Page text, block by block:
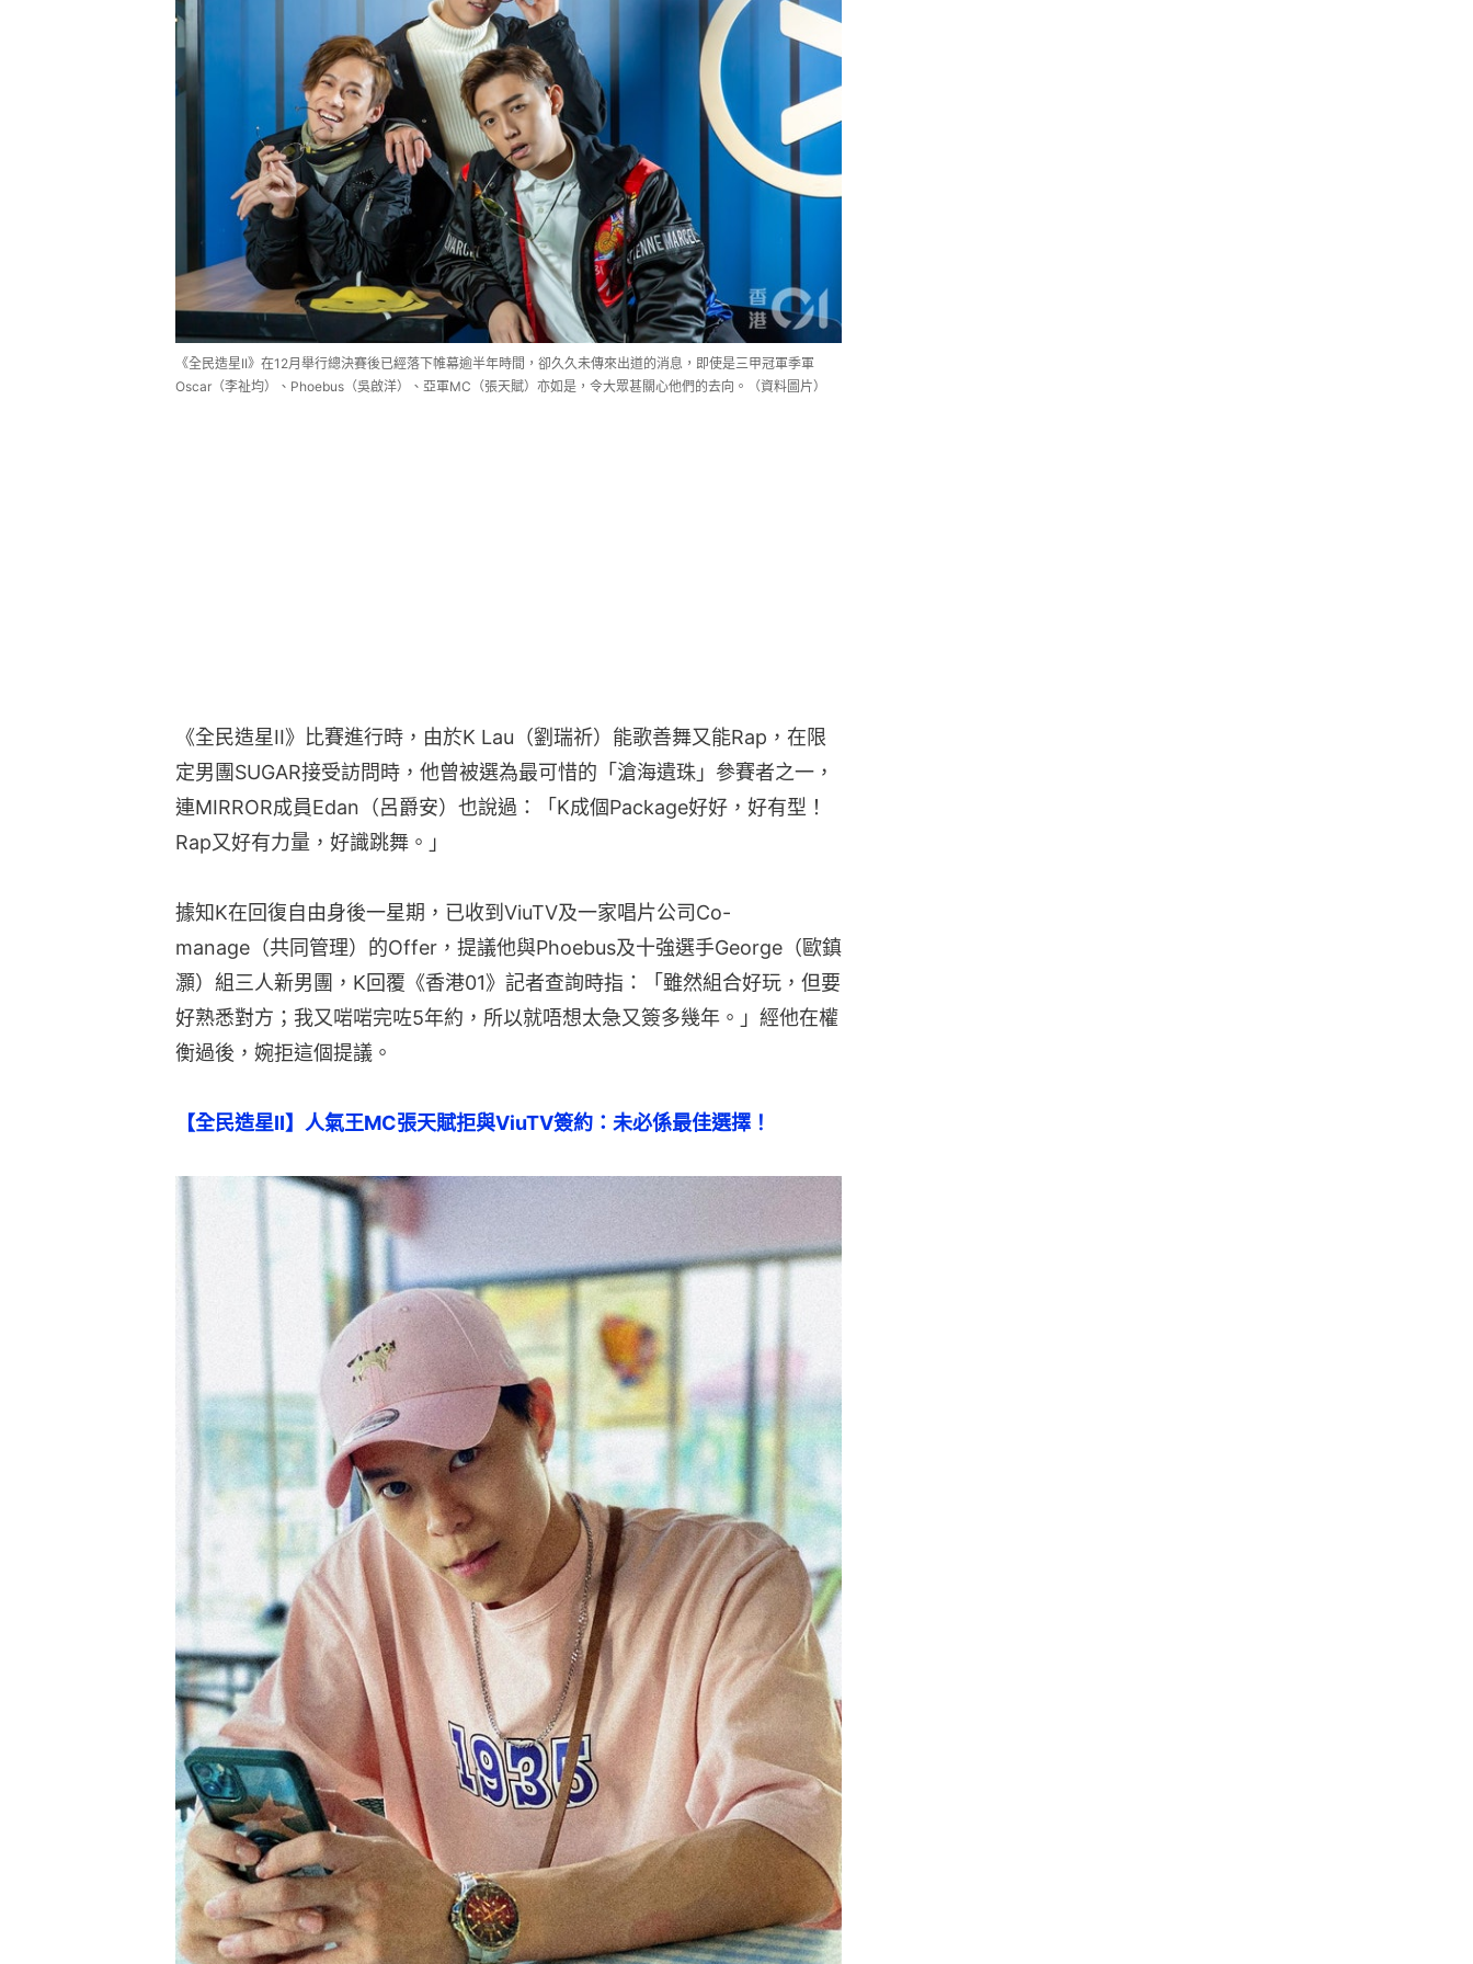
《全民造星II》在12月舉行總決賽後已經落下帷幕逾半年時間，卻久久未傳來出道的消息，即使是三甲冠軍季軍
Oscar（李祉均）、Phoebus（吳啟洋）、亞軍MC（張天賦）亦如是，令大眾甚關心他們的去向。（資料圖片）
《全民造星II》比賽進行時，由於K Lau（劉瑞祈）能歌善舞又能Rap，在限
定男團SUGAR接受訪問時，他曾被選為最可惜的「滄海遺珠」參賽者之一，
連MIRROR成員Edan（呂爵安）也說過：「K成個Package好好，好有型！
Rap又好有力量，好識跳舞。」
據知K在回復自由身後一星期，已收到ViuTV及一家唱片公司Co-
manage（共同管理）的Offer，提議他與Phoebus及十強選手George（歐鎮
灝）組三人新男團，K回覆《香港01》記者查詢時指：「雖然組合好玩，但要
好熟悉對方；我又啱啱完咗5年約，所以就唔想太急又簽多幾年。」經他在權
衡過後，婉拒這個提議。
【全民造星II】人氣王MC張天賦拒與ViuTV簽約：未必係最佳選擇！